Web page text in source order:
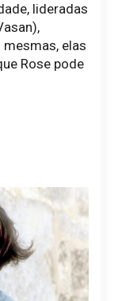
lideradas
elas
Rose pode